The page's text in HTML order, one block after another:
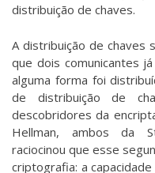
distribuição de chaves.
A distribuição de chaves
que dois comunicantes
alguma forma foi
de distribuição de
descobridores da
Hellman, ambos da
raciocinou que esse
criptografia: a